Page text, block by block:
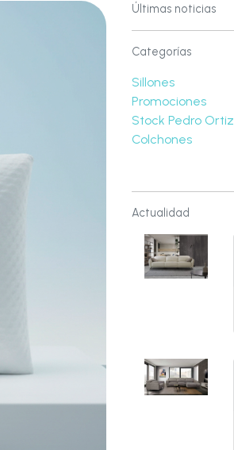
Últimas noticias
Categorías
Sillones
Promociones
Stock Pedro Ortiz
Colchones
Actualidad